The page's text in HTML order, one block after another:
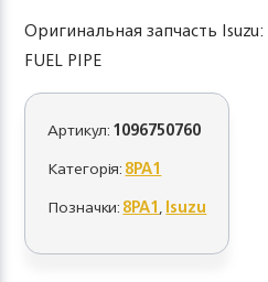
Оригинальная запчасть Isuzu:
FUEL PIPE
Артикул:1096750760
Категорія:8PA1
Позначки:8PA1,Isuzu